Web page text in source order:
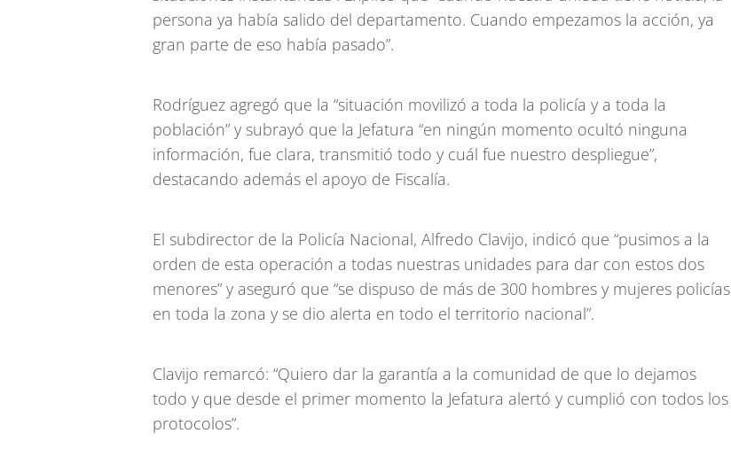
persona ya había salido del departamento. Cuando empezamos la acción, ya
gran parte de eso había pasado”.
Rodríguez agregó que la “situación movilizó a toda la policía y a toda la
población” y subrayó que la Jefatura “en ningún momento ocultó ninguna
información, fue clara, transmitió todo y cuál fue nuestro despliegue”,
destacando además el apoyo de Fiscalía.
El subdirector de la Policía Nacional, Alfredo Clavijo, indicó que “pusimos a la
orden de esta operación a todas nuestras unidades para dar con estos dos
menores” y aseguró que “se dispuso de más de 300 hombres y mujeres policías
en toda la zona y se dio alerta en todo el territorio nacional”.
Clavijo remarcó: “Quiero dar la garantía a la comunidad de que lo dejamos
todo y que desde el primer momento la Jefatura alertó y cumplió con todos los
protocolos”.